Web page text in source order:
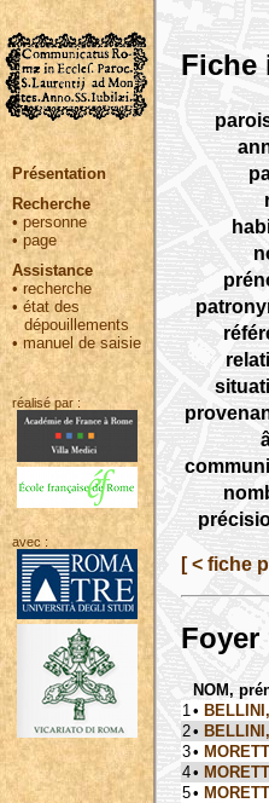
Présentation
Recherche
• personne
•page
Assistance
• recherche
•état des
dépouillements
•manuel de saisie
réalisé par :
avec :
Fiche
[ < fiche
Foyer
NOM,
1 •
2•
3•
4•
5•